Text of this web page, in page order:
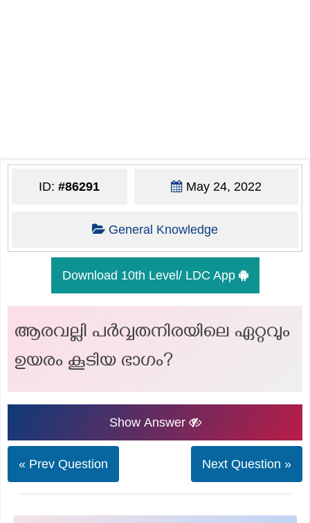
ID:#86291 May 24, 2022
General Knowledge
Download 10th Level/ LDC App
ആരവല്ലി പർവ്വതനിരയിലെ ഏറ്റവും
ഉയരം കൂടിയ ഭാഗം?
Show Answer
« Prev Question Next Question »